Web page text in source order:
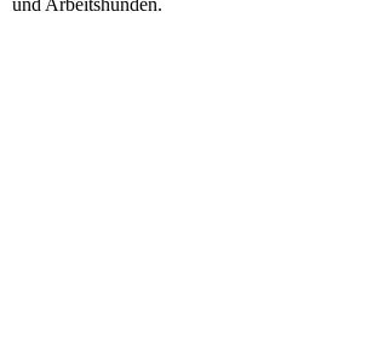
und Arbeitshunden.